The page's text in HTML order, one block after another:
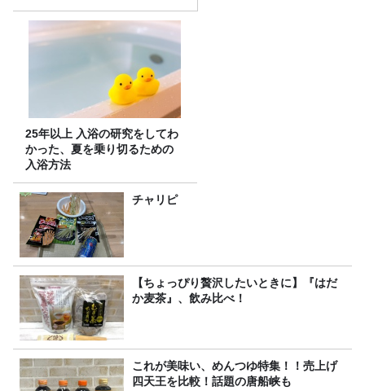
25年以上 入浴の研究をしてわ
かった、夏を乗り切るための
入浴方法
チャリピ
【ちょっぴり贅沢したいときに】『はだ
か麦茶』、飲み比べ！
これが美味い、めんつゆ特集！！売上げ
四天王を比較！話題の唐船峡も